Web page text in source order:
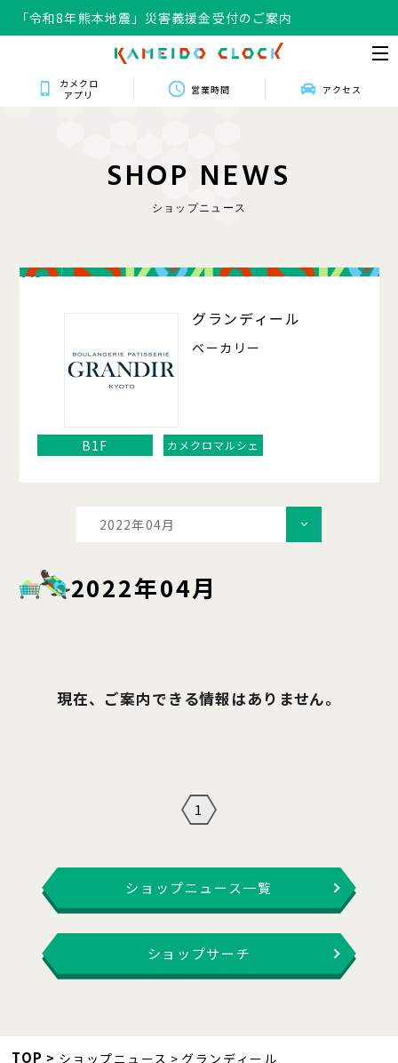
「令和8年熊本地震」災害義援金受付のご案内
カメクロ
アプリ
営業時間 アクセス
SHOP NEWS
ショップニュース
013
グランディール
ベーカリー
B1F カメクロマルシェ
2022年04月
2022年04月
現在、ご案内できる情報はありません。
1
ショップニュース一覧
ショップサーチ
TOP ショップニュース グランディール